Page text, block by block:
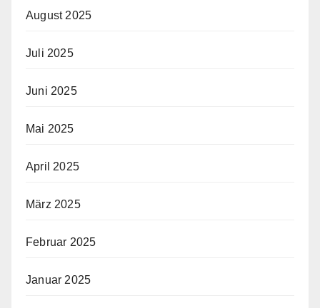
August 2025
Juli 2025
Juni 2025
Mai 2025
April 2025
März 2025
Februar 2025
Januar 2025